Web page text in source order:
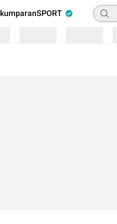
kumparanSPORT